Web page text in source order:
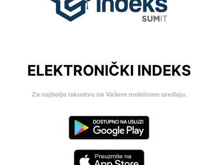
ELEKTRONIČKI INDEKS
Za najbolje iskustvo na Vašem mobilnom uređaju.